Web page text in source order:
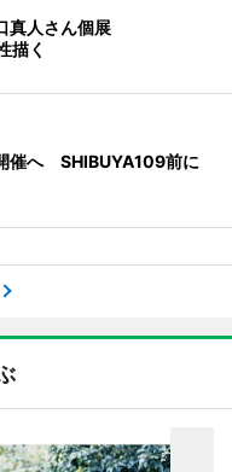
真人さん個展
描く
催へ SHIBUYA109前に